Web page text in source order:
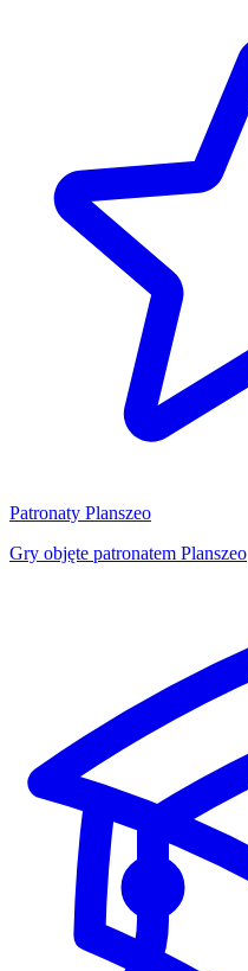
Patronaty Planszeo
Gry objęte patronatem Planszeo